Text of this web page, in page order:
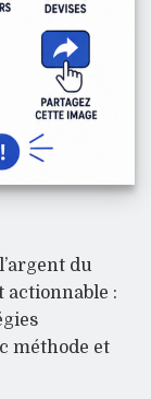
du
actionnable :
méthode et